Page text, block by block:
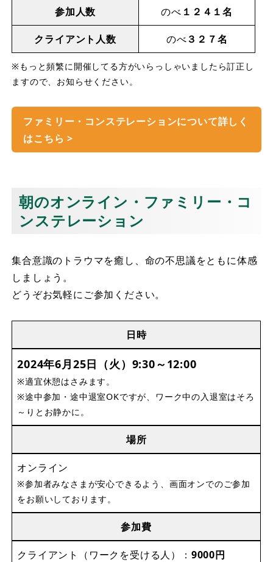
参加人数 のべ １２４１名
クライアント人数 のべ３２７名
※もっと頻繁に開催してる方がいらっしゃいましたら訂正し
ますので、お知らせください。
ファミリー・コンステレーションについて詳しく
はこちら >
朝のオンライン・ファミリー・コ
ンステレーション
集合意識のトラウマを癒し、命の不思議をともに体感
しましょう。
どうぞお気軽にご参加ください。
日時
2024年6月25日（火）9:30～12:00
※適宜休憩はさみます。
※途中参加・途中退室OKですが、ワーク中の入退室はそろ
～りとお静かに。
場所
オンライン
※参加者みなさまが安心できるよう、画面オンでのご参加
をお願いしております。
参加費
クライアント（ワークを受ける人）： 9000円